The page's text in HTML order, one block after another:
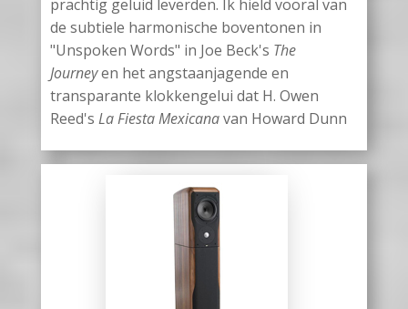
prachtig geluid leverden. Ik hield vooral van
de subtiele harmonische boventonen in
"Unspoken Words" in Joe Beck's The
Journeyen het angstaanjagende en
transparante klokkengelui dat H. Owen
Reed's La Fiesta Mexicanavan Howard Dunn